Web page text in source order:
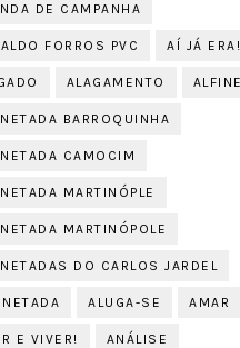
DE CAMPANHA
FORROS PVC AÍ JÁ ERA!
ALAGAMENTO
BARROQUINHA
CAMOCIM
MARTINÓPLE
MARTINÓPOLE
DO CARLOS JARDEL
ALUGA-SE AMAR
E VIVER! ANÁLISE